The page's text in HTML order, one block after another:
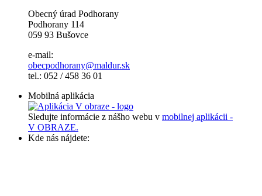
Obecný úrad Podhorany
Podhorany 114
059 93 Bušovce
e-mail:
obecpodhorany@maldur.sk
tel.: 052 / 458 36 01
Mobilná aplikácia
Sledujte informácie z nášho webu v mobilnej aplikácii -
V OBRAZE.
Kde nás nájdete: